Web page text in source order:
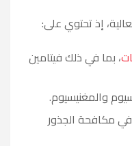
إذ تحتوي على:
، بما في ذلك فيتامين
والمغنيسيوم.
مكافحة الجذور